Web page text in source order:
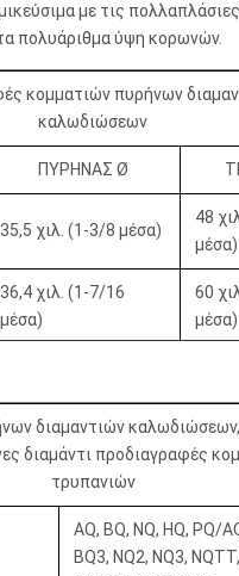
με τις
πολυάριθμα ύψη κορωνών.
κομματιών πυρήνων
καλωδιώσεων
ΠΥΡΗΝΑΣ Ø
35,5 χιλ. (1-3/8 μέσα)
48
μέσα)
36,4 χιλ. (1-7/16
μέσα)
60
μέσα)
47,6 χιλ. (1-7/8 μέσα)
μέσα)
50,6 χιλ. (2 μέσα)
διαμαντιών
διαμάντι προδιαγραφές
τρυπανιών
AQ, BQ, NQ, HQ, PQ/
BQ3, NQ2, NQ3,